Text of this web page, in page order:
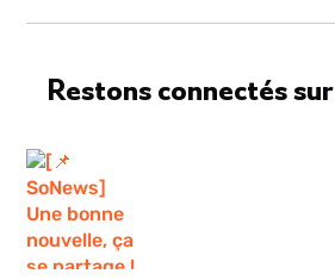
Restons connectés sur